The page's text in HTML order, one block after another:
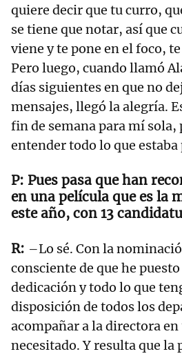
quiere decir que tu curro,
se tiene que notar, así que
viene y te pone en el foco,
Pero luego, cuando llamó
días siguientes en que no
mensajes, llegó la alegría.
fin de semana para mí sola,
entender todo lo que estaba
Pues pasa que han
en una película que es la
este año, con 13
–Lo sé. Con la
consciente de que he
dedicación y todo lo que
disposición de todos los
acompañar a la directora
necesitado. Y resulta que la